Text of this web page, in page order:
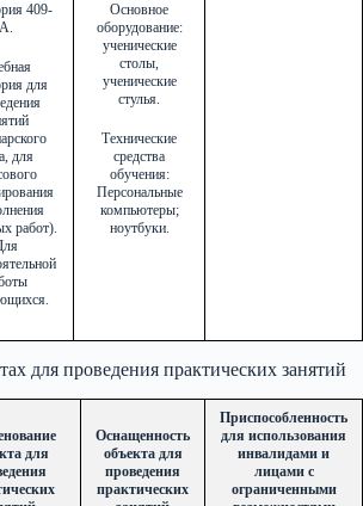
409-
А.
для
для
работ).
Основное
оборудование:
ученические
столы,
ученические
стулья.
Технические
средства
обучения:
Персональные
компьютеры;
ноутбуки.
для проведения практических занятий
для
Оснащенность
объекта для
проведения
практических
Приспособленность
для использования
инвалидами и
лицами с
ограниченными